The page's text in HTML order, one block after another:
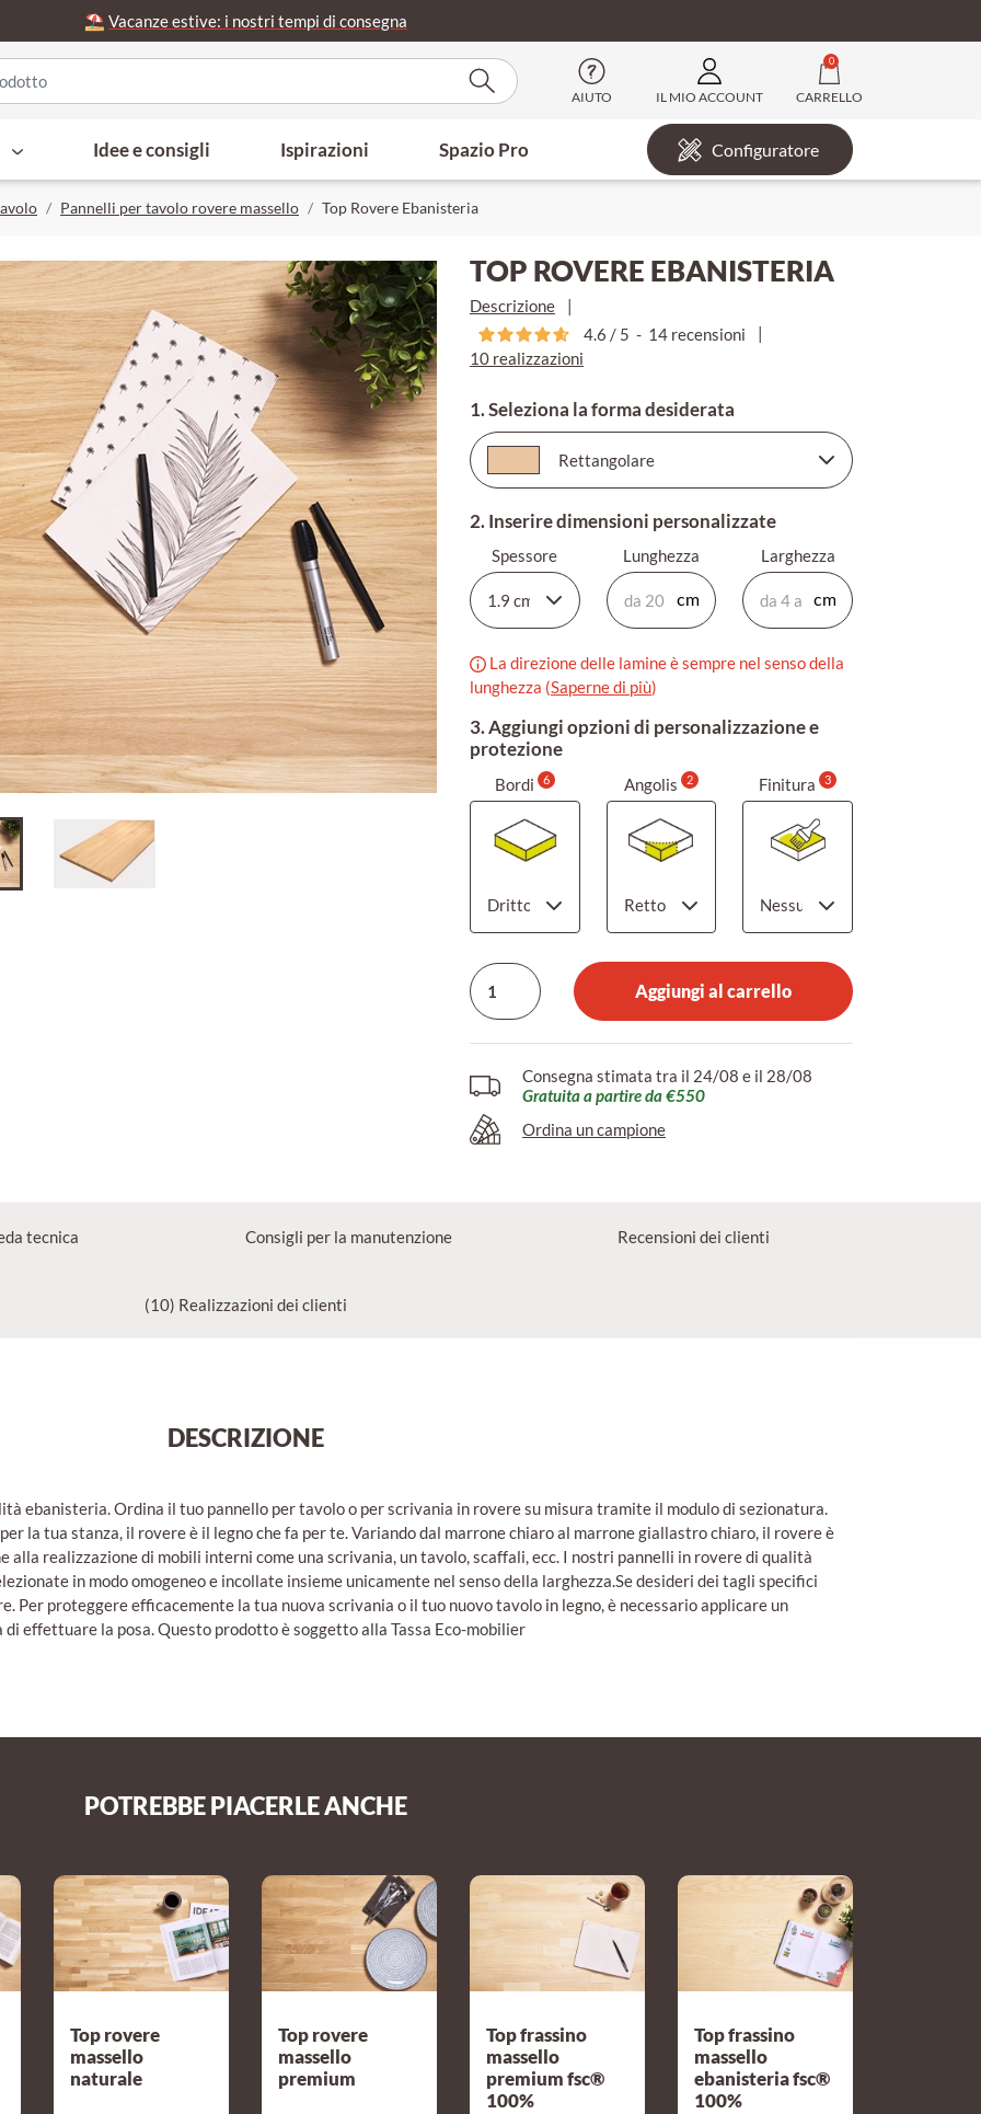
⛱️ Vacanze estive: i nostri tempi di consegna
AIUTO IL MIO ACCOUNT
0
CARRELLO
Idee e consigli Ispirazioni Spazio Pro Configuratore
Pannelli per tavolo rovere massello Top Rovere Ebanisteria
TOP ROVERE EBANISTERIA
Descrizione
4.6 / 5 - 14 recensioni
10 realizzazioni
1. Seleziona la forma desiderata
2. Inserire dimensioni personalizzate
Spessore Lunghezza Larghezza
La direzione delle lamine è sempre nel senso della
lunghezza (Saperne di più)
3. Aggiungi opzioni di personalizzazione e
protezione
Bordi 6 Angolis 2 Finitura 3
Aggiungi al carrello
Consegna stimata tra il 24/08 e il 28/08
Gratuita a partire da €550
Ordina un campione
tecnica Consigli per la manutenzione Recensioni dei clienti
(10) Realizzazioni dei clienti
DESCRIZIONE
ebanisteria. Ordina il tuo pannello per tavolo o per scrivania in rovere su misura tramite il modulo di sezionatura.
la tua stanza, il rovere è il legno che fa per te. Variando dal marrone chiaro al marrone giallastro chiaro, il rovere è
alla realizzazione di mobili interni come una scrivania, un tavolo, scaffali, ecc. I nostri pannelli in rovere di qualità
in modo omogeneo e incollate insieme unicamente nel senso della larghezza.Se desideri dei tagli specifici
Per proteggere efficacemente la tua nuova scrivania o il tuo nuovo tavolo in legno, è necessario applicare un
effettuare la posa. Questo prodotto è soggetto alla Tassa Eco-mobilier
POTREBBE PIACERLE ANCHE
Top rovere
massello
naturale
Top rovere
massello
premium
Top frassino
massello
premium fsc®
100%
Top frassino
massello
ebanisteria fsc®
100%